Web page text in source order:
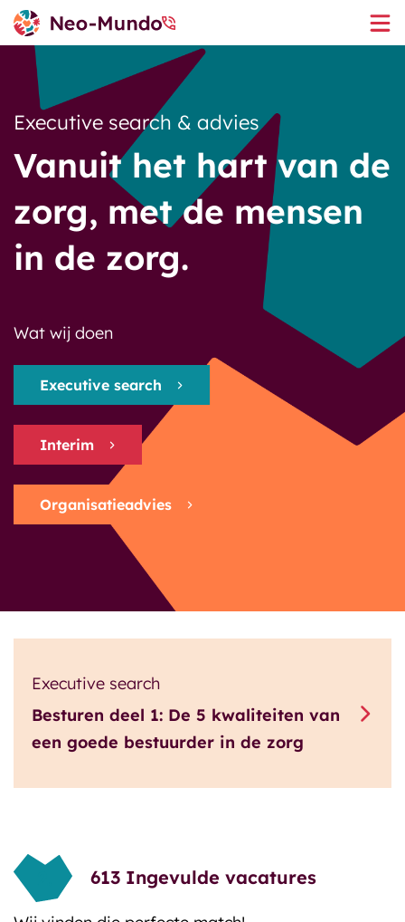
Executive search & advies
Vanuit het hart van de
zorg, met de mensen
in de zorg.
Wat wij doen
Executive search
Interim
Organisatieadvies
Executive search
Besturen deel 1: De 5 kwaliteiten van
een goede bestuurder in de zorg
613 Ingevulde vacatures
Executive search
Interim
Het team
Ons gedachtegoed
Ingevulde vacatures
Blog